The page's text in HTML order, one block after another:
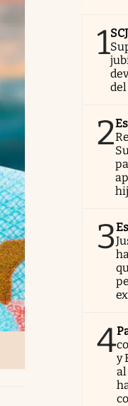
1
2
3
4y
al